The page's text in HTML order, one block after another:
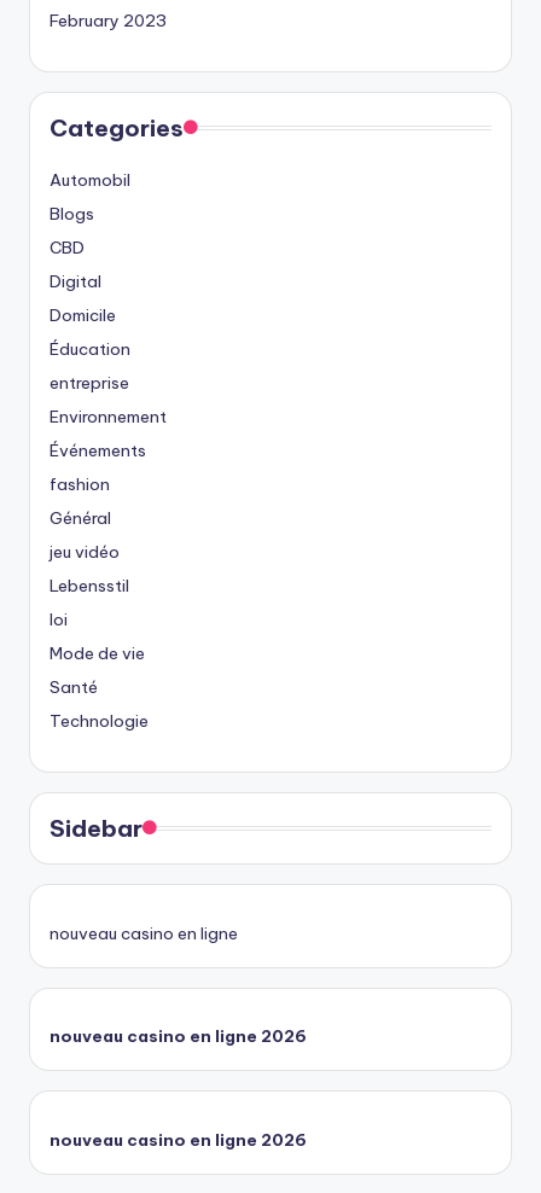
February 2023
Categories
Automobil
Blogs
CBD
Digital
Domicile
Éducation
entreprise
Environnement
Événements
fashion
Général
jeu vidéo
Lebensstil
loi
Mode de vie
Santé
Technologie
Sidebar
nouveau casino en ligne
nouveau casino en ligne 2026
nouveau casino en ligne 2026